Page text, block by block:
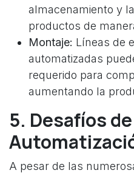
almacenamiento y
productos de
Montaje: Líneas de
automatizadas
requerido para
aumentando la
5. Desafíos
A pesar de las